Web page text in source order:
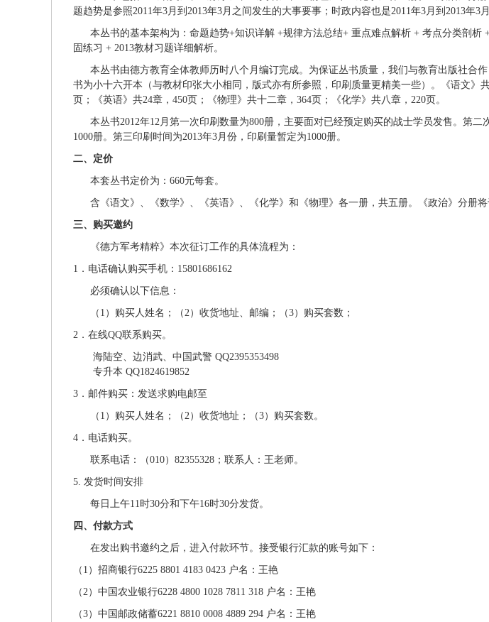
题趋势是参照2011年3月到2013年3月之间发生的大事要事；时政内容也是2011年3月到2013年3
本丛书的基本架构为：命题趋势+知识详解 +规律方法总结+ 重点难点解析 + 考点分类剖析
固练习 + 2013教材习题详细解析。
本丛书由德方教育全体教师历时八个月编订完成。为保证丛书质量，我们与教育出版社合
书为小十六开本（与教材印张大小相同，版式亦有所参照，印刷质量更精美一些）。《语文》
页；《英语》共24章，450页；《物理》共十二章，364页；《化学》共八章，220页。
本丛书2012年12月第一次印刷数量为800册，主要面对已经预定购买的战士学员发售。第二
1000册。第三印刷时间为2013年3月份，印刷量暂定为1000册。
二、定价
本套丛书定价为：660元每套。
含《语文》、《数学》、《英语》、《化学》和《物理》各一册，共五册。《政治》分册将
三、购买邀约
《德方军考精粹》本次征订工作的具体流程为：
1．电话确认购买手机：15801686162
必须确认以下信息：
（1）购买人姓名；（2）收货地址、邮编；（3）购买套数；
2．在线QQ联系购买。
海陆空、边消武、中国武警 QQ2395353498
专升本 QQ1824619852
3．邮件购买：发送求购电邮至
（1）购买人姓名；（2）收货地址；（3）购买套数。
4．电话购买。
联系电话：（010）82355328；联系人：王老师。
5. 发货时间安排
每日上午11时30分和下午16时30分发货。
四、付款方式
在发出购书邀约之后，进入付款环节。接受银行汇款的账号如下：
（1）招商银行6225 8801 4183 0423 户名：王艳
（2）中国农业银行6228 4800 1028 7811 318 户名：王艳
（3）中国邮政储蓄6221 8810 0008 4889 294 户名：王艳